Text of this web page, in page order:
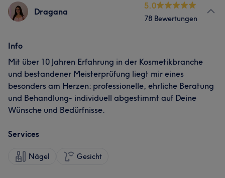
Dragana
5.0
78 Bewertungen
Info
Mit über 10 Jahren Erfahrung in der Kosmetikbranche
und bestandener Meisterprüfung liegt mir eines
besonders am Herzen: professionelle, ehrliche Beratung
und Behandlung- individuell abgestimmt auf Deine
Wünsche und Bedürfnisse.
Services
Nägel Gesicht